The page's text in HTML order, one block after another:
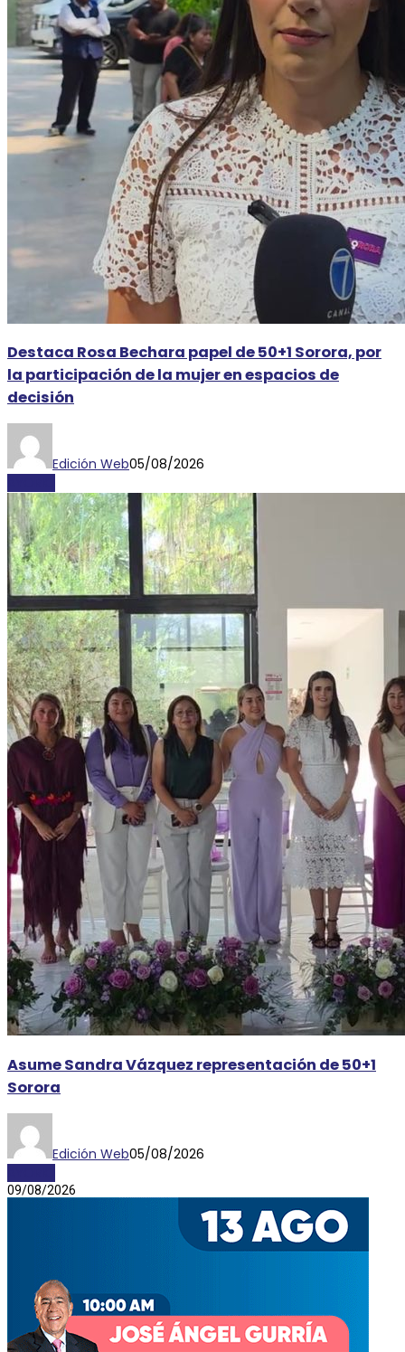
Destaca Rosa Bechara papel de 50+1 Sorora, por
la participación de la mujer en espacios de
decisión
Edición Web05/08/2026
Asume Sandra Vázquez representación de 50+1
Sorora
Edición Web05/08/2026
09/08/2026